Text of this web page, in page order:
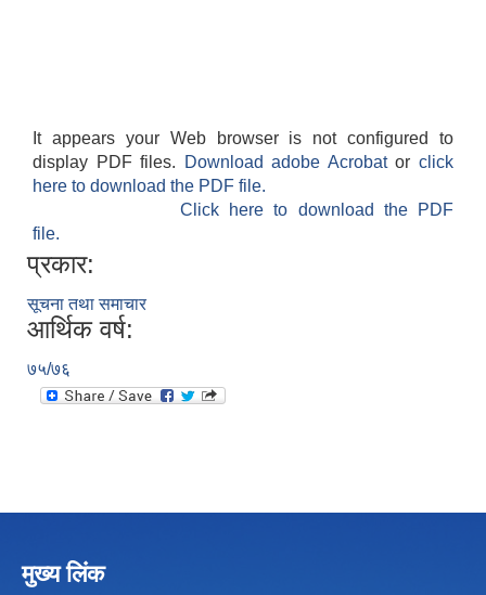
It appears your Web browser is not configured to
display PDF files.
Download adobe Acrobatorclick
here to download the PDF file.
Click here to download the PDF
file.
प्रकार:
सूचना तथा समाचार
आर्थिक वर्ष:
७५/७६
मुख्य लिंक